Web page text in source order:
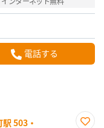
電話する
503・